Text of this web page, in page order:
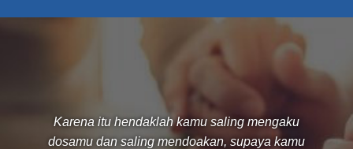
Karena itu hendaklah kamu saling mengaku
dosamu dan saling mendoakan, supaya kamu